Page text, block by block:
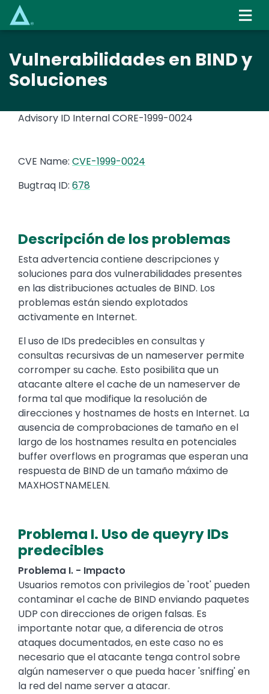
content
Vulnerabilidades en BIND y
Soluciones
Advisory ID InternalCORE-1999-0024
CVE Name: CVE-1999-0024
Bugtraq ID: 678
Descripción de los problemas
Esta advertencia contiene descripciones y
soluciones para dos vulnerabilidades presentes
en las distribuciones actuales de BIND. Los
problemas están siendo explotados
activamente en Internet.
El uso de IDs predecibles en consultas y
consultas recursivas de un nameserver permite
corromper su cache. Esto posibilita que un
atacante altere el cache de un nameserver de
forma tal que modifique la resolución de
direcciones y hostnames de hosts en Internet. La
ausencia de comprobaciones de tamaño en el
largo de los hostnames resulta en potenciales
buffer overflows en programas que esperan una
respuesta de BIND de un tamaño máximo de
MAXHOSTNAMELEN.
Problema I. Uso de queyry IDs
predecibles
Problema I. - Impacto
Usuarios remotos con privilegios de 'root' pueden
contaminar el cache de BIND enviando paquetes
UDP con direcciones de origen falsas. Es
importante notar que, a diferencia de otros
ataques documentados, en este caso no es
necesario que el atacante tenga control sobre
algún nameserver o que pueda hacer 'sniffing' en
la red del name server a atacar.